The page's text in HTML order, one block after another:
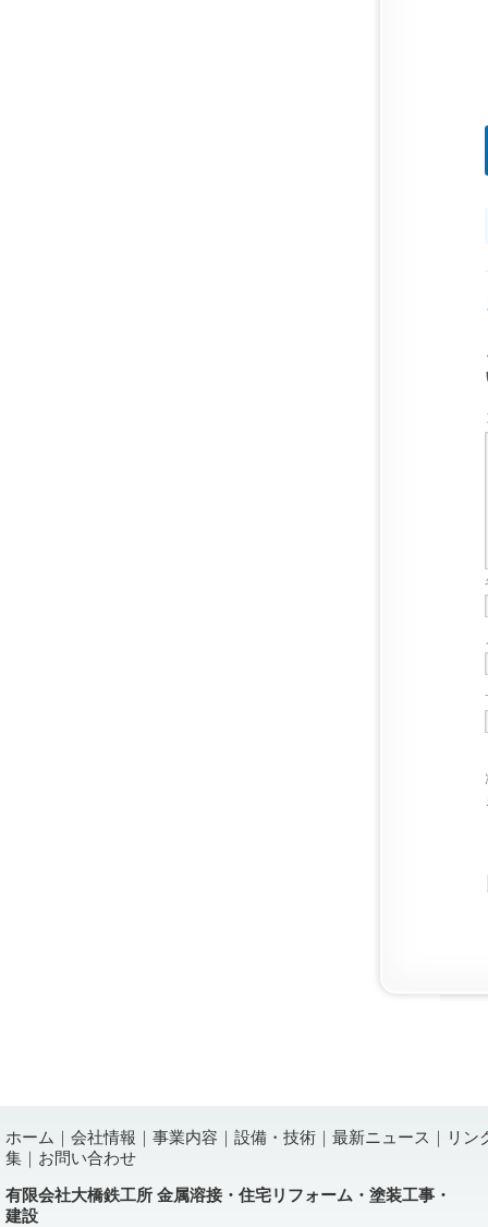
ホーム 会社情報 事業内容 設備・技術 最新ニュース
リン
集
お問い合わせ
有限会社大橋鉄工所 金属溶接・住宅リフォーム・塗装工事・
建設